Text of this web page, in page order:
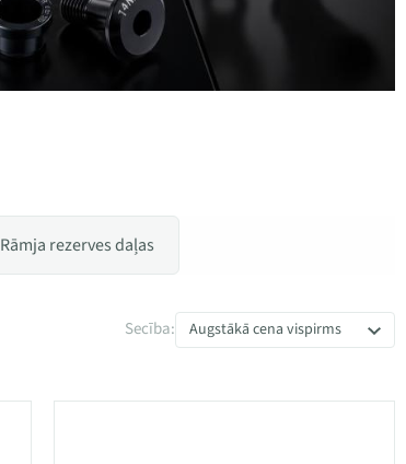
Rāmja rezerves daļas
Secība: Augstākā cena vispirms